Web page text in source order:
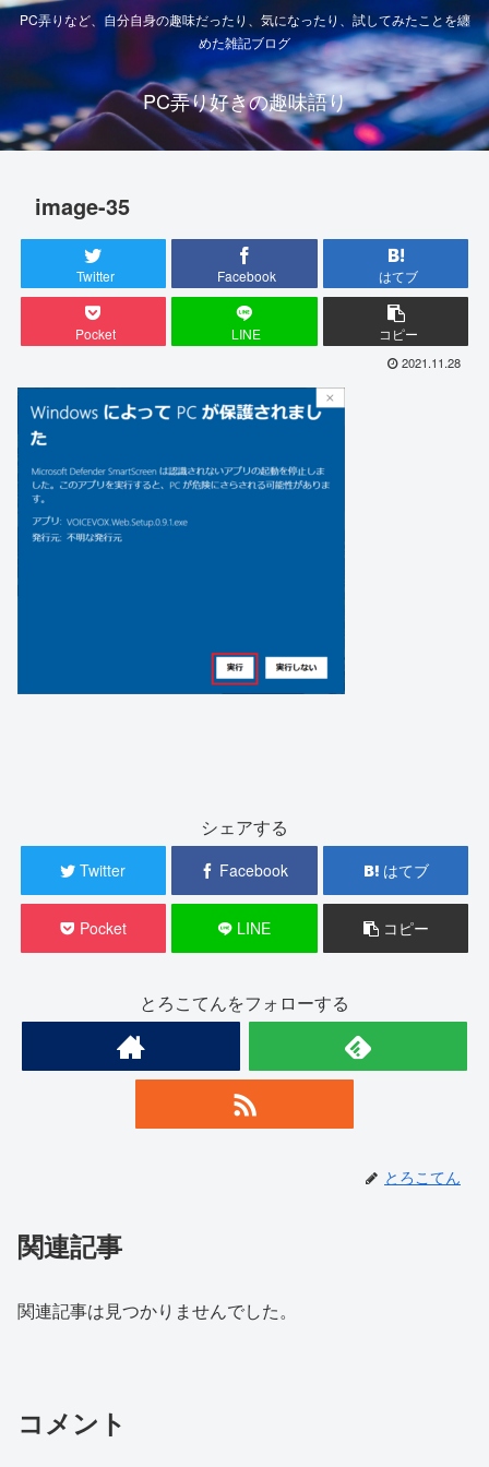
PC弄りなど、自分自身の趣味だったり、気になったり、試してみたことを纏
めた雑記ブログ
PC弄り好きの趣味語り
image-35
Twitter Facebook はてブ
Pocket LINE コピー
2021.11.28
シェアする
Twitter Facebook はてブ
Pocket LINE コピー
とろこてんをフォローする
とろこてん
関連記事
関連記事は見つかりませんでした。
コメント